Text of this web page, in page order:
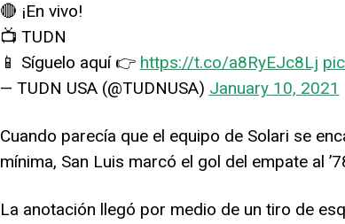
🔴 ¡En vivo!
📺 TUDN
📱 Síguelo aquí 👉 https://t.co/a8RyEJc8Lj
— TUDN USA (@TUDNUSA) January 10, 2021
Cuando parecía que el equipo de Solari se
mínima, San Luis marcó el gol del empate al
La anotación llegó por medio de un tiro de